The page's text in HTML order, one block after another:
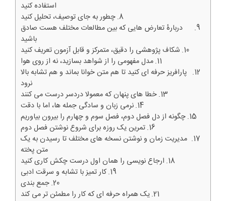
استفاده کنید
چطور به جای توصیف، تحلیل کنید
دربارۀ تعارض هایی که بین مطالعات مختلف هست صادق
باشید
شکاف پژوهشی را دقیق، متمرکز و قابل آزمون تعریف کنید
مدل مفهومی را از شواهد بسازید، نه از روی هوا
پارافریز حرفه ای کنید تا هم متن خوانا بماند و هم تشابه بالا
نرود
خطا های پنهان که معمولا دردسر درست می کنند
نرمی زبان و سادگی جمله ها، اما با دقت
چگونه از دل فصل دوم، فصل سوم و چهارم را بیرون بیاوریم
تمرین یک روزه برای شروع نوشتن فصل دوم
مدیریت زمان و نوشتن نسخه های مختلف تا رسیدن به یک
متن پخته
ارجاع نویسی را همان اول درست چکش کاری کنید
کار تمیز با تشابه و سرقت ادبی
جمع بندی
یک همراه حرفه ای که کار را مطمئن تر می کند